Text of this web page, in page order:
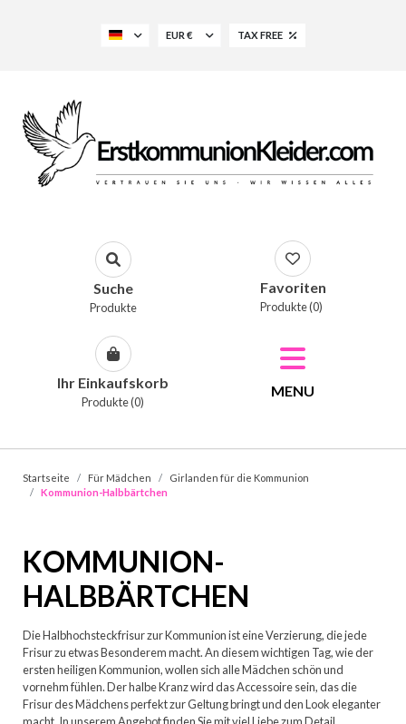
EUR € TAX FREE
Suche
Produkte
Favoriten
Produkte (0)
Ihr Einkaufskorb
Produkte (0)
MENU
Startseite Für Mädchen
Girlanden für die Kommunion
Kommunion-Halbbärtchen
KOMMUNION-
HALBBÄRTCHEN
Die Halbhochsteckfrisur zur Kommunion ist eine Verzierung, die jede
Frisur zu etwas Besonderem macht. An diesem wichtigen Tag, wie der
ersten heiligen Kommunion, wollen sich alle Mädchen schön und
vornehm fühlen. Der halbe Kranz wird das Accessoire sein, das die
Frisur des Mädchens perfekt zur Geltung bringt und den Look eleganter